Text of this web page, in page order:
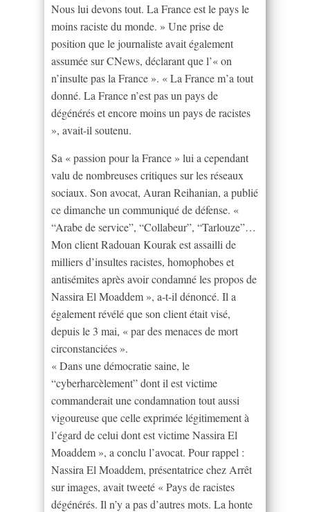
Nous lui devons tout. La France est le pays le
moins raciste du monde. » Une prise de
position que le journaliste avait également
assumée sur CNews, déclarant que l’« on
n’insulte pas la France ». « La France m’a tout
donné. La France n’est pas un pays de
dégénérés et encore moins un pays de racistes
», avait-il soutenu.
Sa « passion pour la France » lui a cependant
valu de nombreuses critiques sur les réseaux
sociaux. Son avocat, Auran Reihanian, a publié
ce dimanche un communiqué de défense. «
“Arabe de service”, “Collabeur”, “Tarlouze”…
Mon client Radouan Kourak est assailli de
milliers d’insultes racistes, homophobes et
antisémites après avoir condamné les propos de
Nassira El Moaddem », a-t-il dénoncé. Il a
également révélé que son client était visé,
depuis le 3 mai, « par des menaces de mort
circonstanciées ».
« Dans une démocratie saine, le
“cyberharcèlement” dont il est victime
commanderait une condamnation tout aussi
vigoureuse que celle exprimée légitimement à
l’égard de celui dont est victime Nassira El
Moaddem », a conclu l’avocat. Pour rappel :
Nassira El Moaddem, présentatrice chez Arrêt
sur images, avait tweeté « Pays de racistes
dégénérés. Il n’y a pas d’autres mots. La honte